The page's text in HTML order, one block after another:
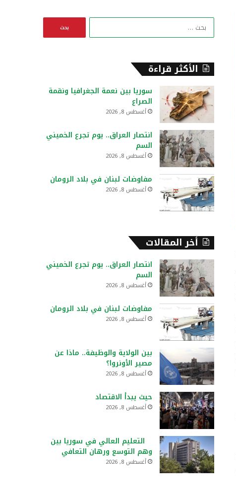
ا
ن
:
الأكثر قراءة
سوريا بين نعمة الجغرافيا ونقمة
الصراع
أغسطس 8, 2026
انتصار العراق.. يوم تجرع الخميني
السم
أغسطس 8, 2026
مفاوضات لبنان في بلاد الرومان
أغسطس 8, 2026
أخر المقالات
انتصار العراق.. يوم تجرع الخميني
السم
أغسطس 8, 2026
مفاوضات لبنان في بلاد الرومان
أغسطس 8, 2026
بين الولاية والوظيفة.. ماذا عن
مصير الأونروا؟
أغسطس 8, 2026
حيث يبدأ الاقتصاد
أغسطس 8, 2026
التعليم العالي في سوريا بين
وهم التوسع ورهان التعافي
أغسطس 8, 2026